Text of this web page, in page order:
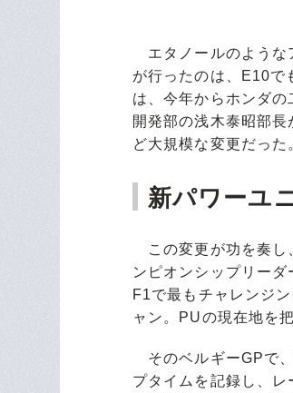
エタノールのような
が行ったのは、E10で
は、今年からホンダ
開発部の浅木泰昭部
ど大規模な変更だった
新パワーユ
この変更が功を奏し
ンピオンシップリー
F1で最もチャレンジ
ャン。PUの現在地を
そのベルギーGPで
プタイムを記録し、